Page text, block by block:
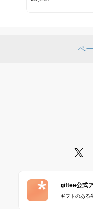
ペ
giftee公式
ギフトのある